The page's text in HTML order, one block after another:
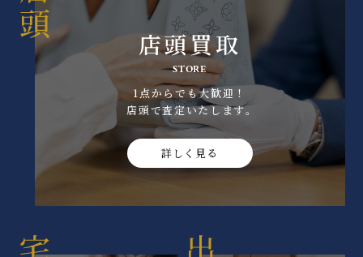
店頭買取
STORE
1点からでも大歓迎！
店頭で査定いたします｡
詳しく見る